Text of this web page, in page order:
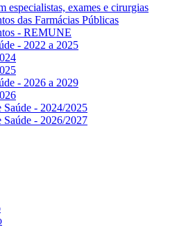
especialistas, exames e cirurgias
das Farmácias Públicas
- REMUNE
- 2022 a 2025
- 2026 a 2029
- 2024/2025
- 2026/2027